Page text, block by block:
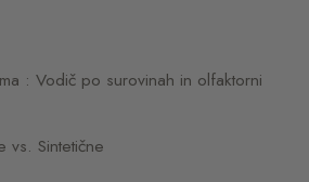
: Vodič po surovinah in olfaktorni
vs. Sintetične